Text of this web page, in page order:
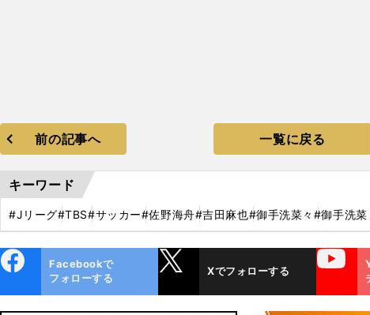
前の記事へ 一覧に戻る
キーワード
#Jリーグ#TBS#サッカー#佐野海舟#吉田麻也#御手洗菜々 #御手洗菜
ok
Facebookで
フォローする
Xでフォローする
YouTube